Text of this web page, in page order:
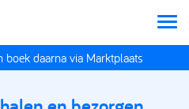
boek daarna via Marktplaats